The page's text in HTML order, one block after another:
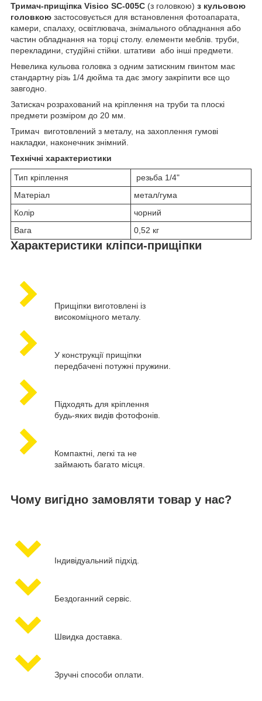
Тримач-прищіпка Visico SC-005C (з головкою) з кульовою
головкою застосовується для встановлення фотоапарата,
камери, спалаху, освітлювача, знімального обладнання або
частин обладнання на торці столу. елементи меблів. труби,
перекладини, студійні стійки. штативи або інші предмети.
Невелика кульова головка з одним затискним гвинтом має
стандартну різь 1/4 дюйма та дає змогу закріпити все що
завгодно.
Затискач розрахований на кріплення на труби та плоскі
предмети розміром до 20 мм.
Тримач виготовлений з металу, на захоплення гумові
накладки, наконечник знімний.
Технічні характеристики
Тип кріплення
резьба 1/4"
Матеріал
метал/гума
Колір
чорний
Вага
0,52 кг
Характеристики кліпси-прищіпки
Прищіпки виготовлені із
високоміцного металу.
У конструкції прищіпки
передбачені потужні пружини.
Підходять для кріплення
будь-яких видів фотофонів.
Компактні, легкі та не
займають багато місця.
Чому вигідно замовляти товар у нас?
Індивідуальний підхід.
Бездоганний сервіс.
Швидка доставка.
Зручні способи оплати.